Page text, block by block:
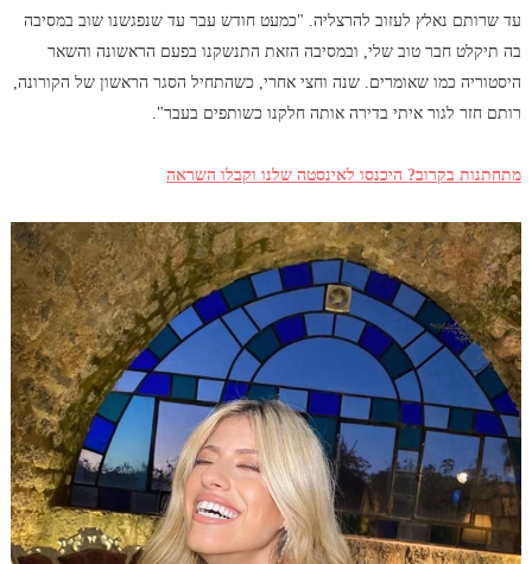
עד שרותם נאלץ לעזוב להרצליה. "כמעט חודש עבר עד שנפגשנו שוב במסיבה
בה תיקלט חבר טוב שלי, ובמסיבה הזאת התנשקנו בפעם הראשונה והשאר
היסטוריה כמו שאומרים. שנה וחצי אחרי, כשהתחיל הסגר הראשון של הקורונה,
רותם חזר לגור איתי בדירה אותה חלקנו כשותפים בעבר".
מתחתנות בקרוב? היכנסו לאינסטה שלנו וקבלו השראה